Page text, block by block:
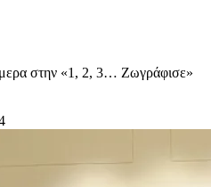
στην «1, 2, 3… Ζωγράφισε»